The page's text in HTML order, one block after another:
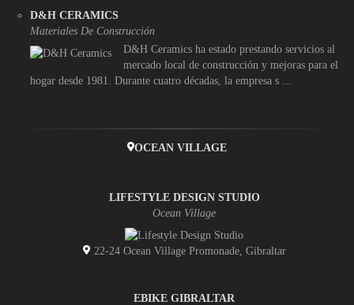
D&H CERAMICS
Materiales De Construcción
D&H Ceramics ha estado prestando servicios al
mercado local de construcción y mejoras para el
hogar desde 1981. Durante cuatro décadas, la empresa s ...
OCEAN VILLAGE
LIFESTYLE DESIGN STUDIO
Ocean Village
22-24 Ocean Village Promonade, Gibraltar
EBIKE GIBRALTAR